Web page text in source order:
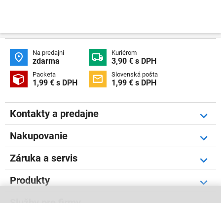
 Na predajni
zdarma  Kuriérom
3,90 € s DPH
 Packeta
1,99 € s DPH  Slovenská pošta
1,99 € s DPH
Kontakty a predajne
Nakupovanie
Záruka a servis
Produkty